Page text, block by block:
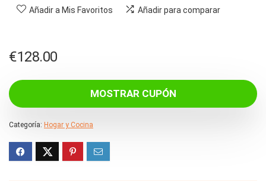
Añadir a Mis Favoritos Añadir para comparar
€128.00
MOSTRAR CUPÓN
Categoría: Hogar y Cocina